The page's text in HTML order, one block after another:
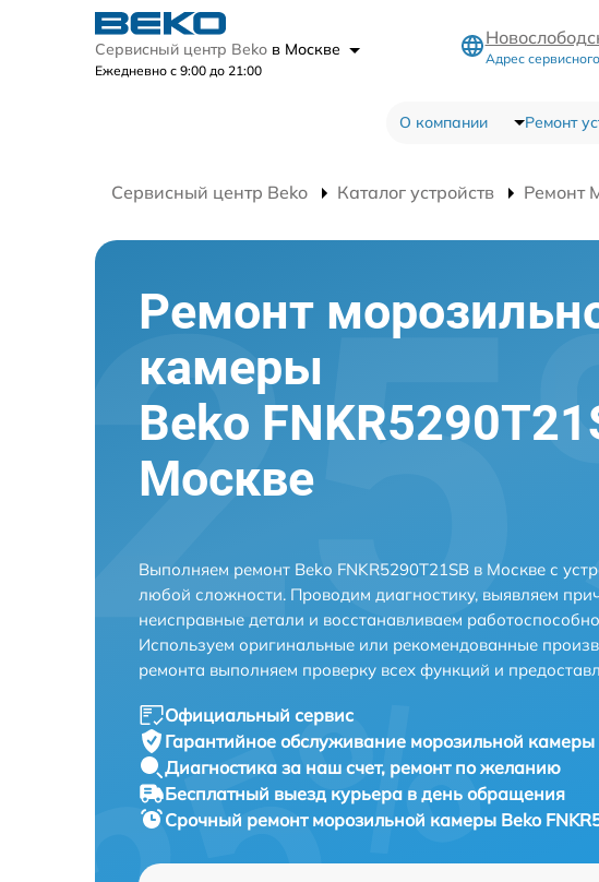
Сервисный центр Beko в Москве
Ежедневно с 9:00 до 21:00
Адрес
О компании Ремонт
Сервисный центр Beko Каталог устройств Ремонт
Ремонт
камеры
Beko
Москве
Выполняем ремонт Beko FNKR5290T21SB в Москве с
любой сложности. Проводим диагностику, выявляем
неисправные детали и восстанавливаем
Используем оригинальные или рекомендованные
ремонта выполняем проверку всех функций и
Официальный сервис
Гарантийное обслуживание морозильной камеры
Диагностика за наш счет, ремонт по желанию
Бесплатный выезд курьера в день обращения
Срочный ремонт морозильной камеры Beko